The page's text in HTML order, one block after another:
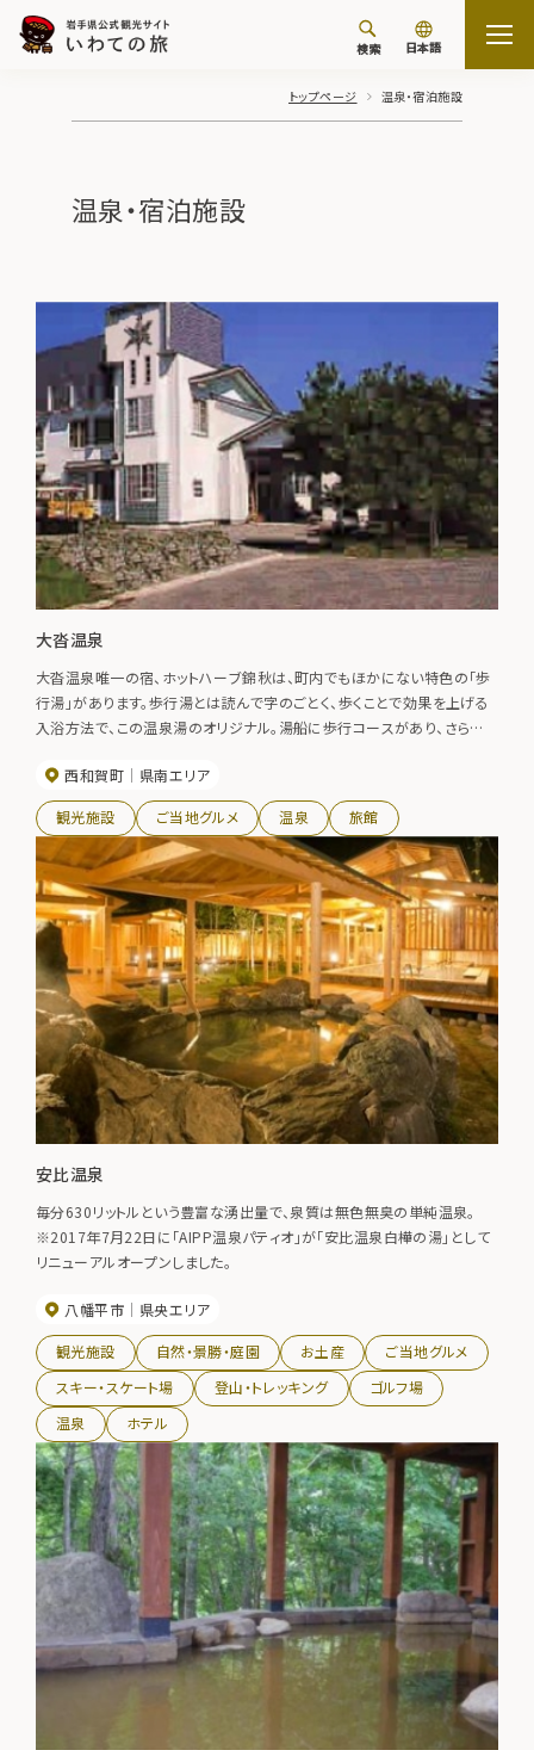
検索 日本語
トップページ 温泉・宿泊施設
温泉・宿泊施設
大沓温泉
大沓温泉唯一の宿、ホットハーブ錦秋は、町内でもほかにない特色の「歩
行湯」があります。歩行湯とは読んで字のごとく、歩くことで効果を上げる
入浴方法で、この温泉湯のオリジナル。湯船に歩行コースがあり、さらに
して血行を良くしてくれる。
西和賀町 県南エリア
観光施設 ご当地グルメ 温泉 旅館
安比温泉
毎分630リットルという豊富な湧出量で、泉質は無色無臭の単純温泉。
※2017年7月22日に「AIPP温泉パティオ」が「安比温泉白樺の湯」として
リニューアルオープンしました。
八幡平市 県央エリア
観光施設 自然・景勝・庭園 お土産
ご当地グルメ
スキー・スケート場
登山・トレッキング
ゴルフ場
温泉
ホテル